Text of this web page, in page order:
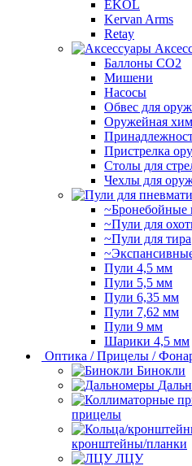
EKOL
Kervan Arms
Retay
Баллоны СО2
Мишени
Насосы
Обвес для
Оружейная
Пристрелка
Столы для
Чехлы для
~Бронебойные
~Пули для
~Пули для тира
Пули 4,5 мм
Пули 5,5 мм
Пули 6,35 мм
Пули 7,62 мм
Пули 9 мм
Шарики 4,5 мм
Оптика / Прицелы /
Бинокли
прицелы
кронштейны/планки
ЛЦУ